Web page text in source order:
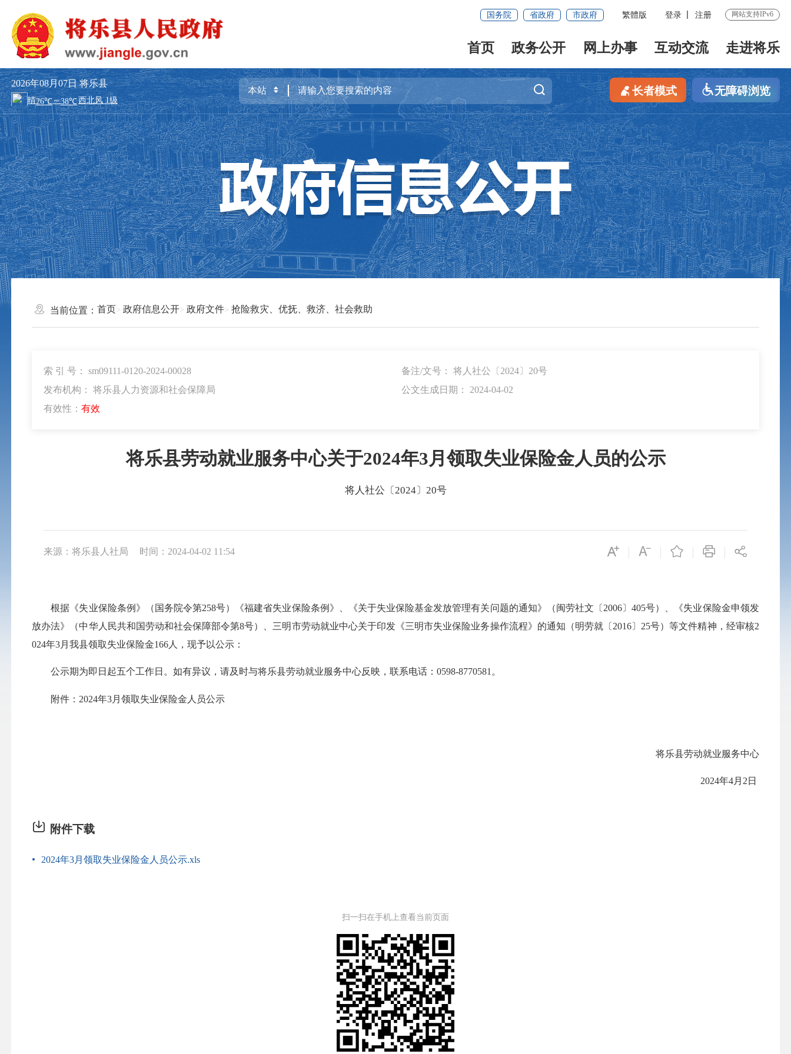
国务院 省政府 市政府 繁體版 登录 注册 网站支持IPv6
首页 政务公开 网上办事 互动交流 走进将乐
2026年08月07日将乐县
长者模式 无障碍浏览
当前位置： 首页 政府信息公开 政府文件 抢险救灾、优抚、救济、社会救助
索 引 号： sm09111-0120-2024-00028
备注/文号： 将人社公〔2024〕20号
发布机构： 将乐县人力资源和社会保障局
公文生成日期： 2024-04-02
有效性： 有效
将乐县劳动就业服务中心关于2024年3月领取失业保险金人员的公示
将人社公〔2024〕20号
来源：将乐县人社局 时间：2024-04-02 11:54
根据《失业保险条例》（国务院令第258号）《福建省失业保险条例》、《关于失业保险基金发放管理有关问题的通知》（闽劳社文〔2006〕405号）、《失业保险金申领发
放办法》（中华人民共和国劳动和社会保障部令第8号）、三明市劳动就业中心关于印发《三明市失业保险业务操作流程》的通知（明劳就〔2016〕25号）等文件精神，经审核2
024年3月我县领取失业保险金166人，现予以公示：
公示期为即日起五个工作日。如有异议，请及时与将乐县劳动就业服务中心反映，联系电话：0598-8770581。
附件：2024年3月领取失业保险金人员公示
将乐县劳动就业服务中心
2024年4月2日
附件下载
2024年3月领取失业保险金人员公示.xls
扫一扫在手机上查看当前页面